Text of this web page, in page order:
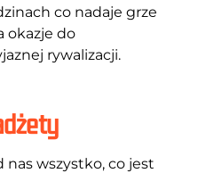
co nadaje grze
okazje do
rywalizacji.
nas wszystko, co jest